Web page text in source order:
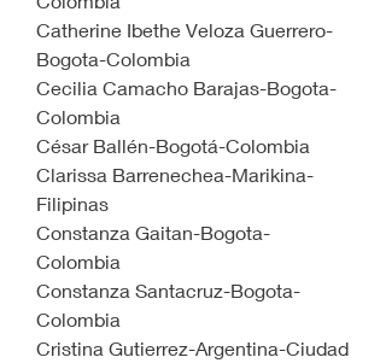
Catherine Ibethe Veloza Guerrero-
Bogota-Colombia
Cecilia Camacho Barajas-Bogota-
Colombia
César Ballén-Bogotá-Colombia
Clarissa Barrenechea-Marikina-
Filipinas
Constanza Gaitan-Bogota-
Colombia
Constanza Santacruz-Bogota-
Colombia
Cristina Gutierrez-Argentina-Ciudad